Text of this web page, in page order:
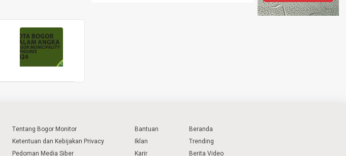
Tentang Bogor Monitor
Ketentuan dan Kebijakan Privacy
Pedoman Media Siber
Bantuan
Iklan
Karir
Beranda
Trending
Berita Video